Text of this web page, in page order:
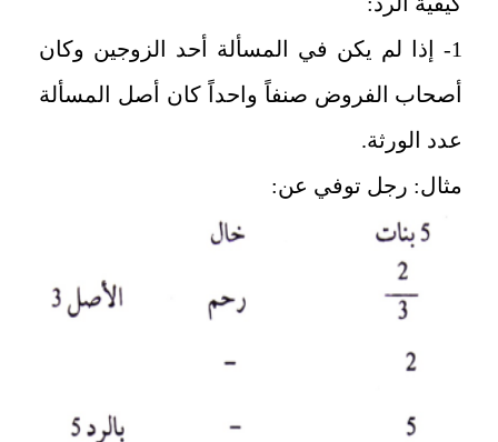
1- إذا لم يكن في المسألة أحد الزوجين وكان
أصحاب الفروض صنفاً واحداً كان أصل المسألة
عدد الورثة.
مثال: رجل توفي عن: